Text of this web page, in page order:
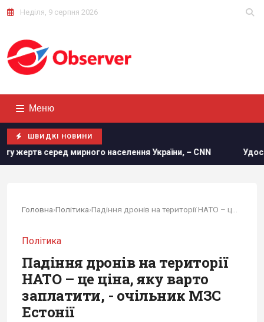
Неділя, 9 серпня 2026
Меню
ШВИДКІ НОВИНИ
України, – CNN Удосконалені "Герані" ворога:
Головна›Політика›
Політика
Падіння дронів на території
НАТО – це ціна, яку варто
заплатити, - очільник МЗС
Естонії